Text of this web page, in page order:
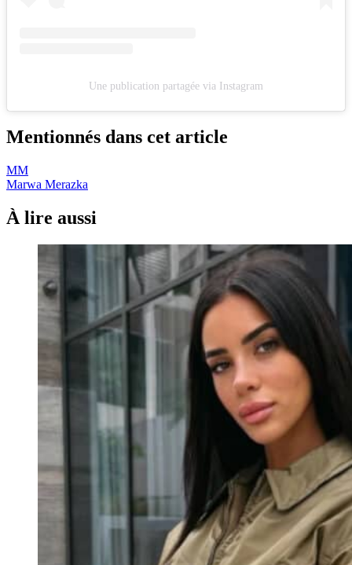
Une publication partagée via Instagram
Mentionnés dans cet article
MM
Marwa Merazka
À lire aussi